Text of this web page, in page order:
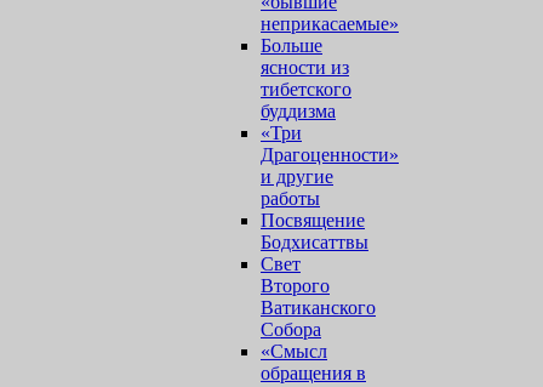
неприкасаемые»
Больше
ясности из
тибетского
буддизма
«Три
Драгоценности»
и другие
работы
Посвящение
Бодхисаттвы
Свет
Второго
Ватиканского
Собора
«Смысл
обращения в